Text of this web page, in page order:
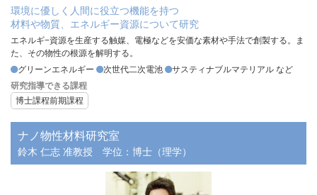
環境に優しく人間に役立つ機能を持つ
材料や物質、エネルギー資源について研究
エネルギ−資源を生産する触媒、電極などを安価な素材や手法で創製する。ま
た、その物性の根源を解明する。
グリーンエネルギー
次世代二次電池
サスティナブルマテリアル など
研究指導できる課程
博士課程前期課程
ナノ物性材料研究室
鈴木 仁志 准教授 学位：博士（理学）